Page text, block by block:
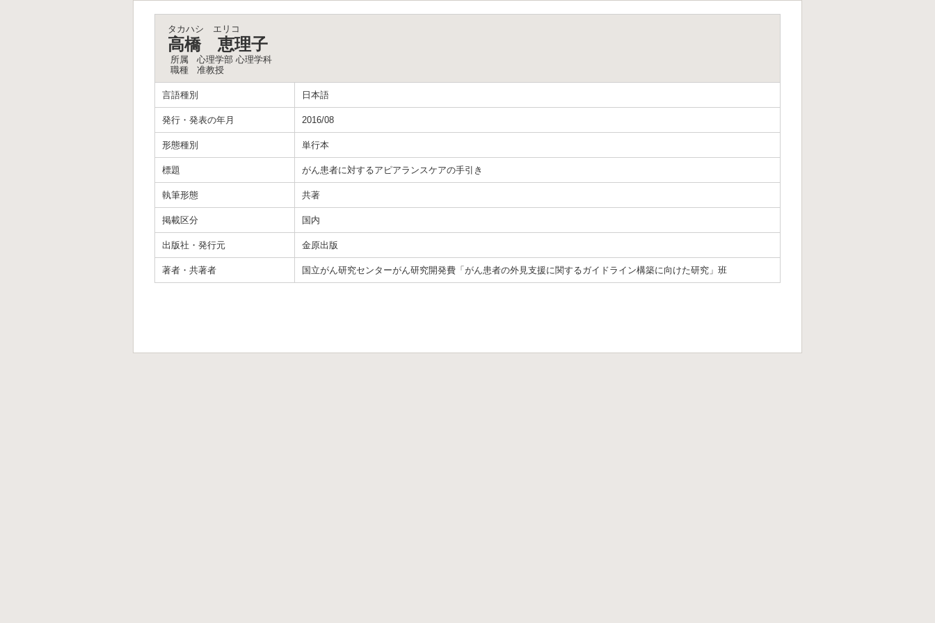
タカハシ エリコ
高橋 恵理子
所属
心理学部 心理学科
職種
准教授
言語種別 日本語
発行・発表の年月 2016/08
形態種別 単行本
標題 がん患者に対するアピアランスケアの手引き
執筆形態 共著
掲載区分 国内
出版社・発行元 金原出版
著者・共著者 国立がん研究センターがん研究開発費「がん患者の外見支援に関するガイドライン構築に向けた研究」班